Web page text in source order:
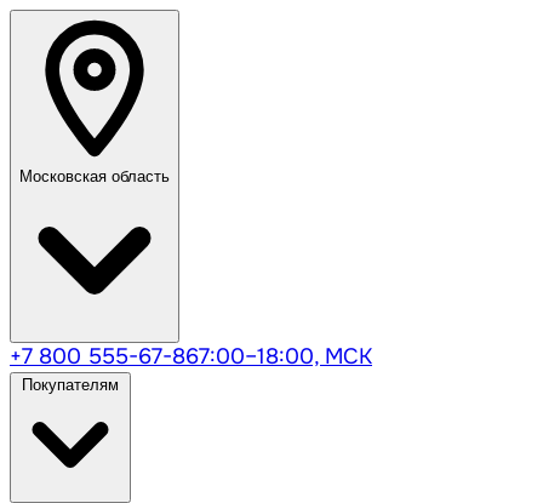
Московская область
+7 800 555-67-867:00–18:00, МСК